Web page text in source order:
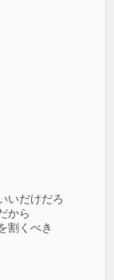
いだけだろ
から
割くべき